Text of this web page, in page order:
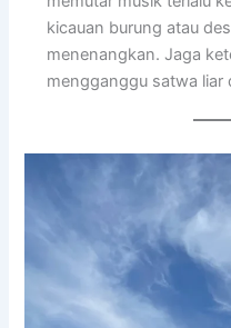
kicauan burung atau
menenangkan. Jaga
mengganggu satwa liar